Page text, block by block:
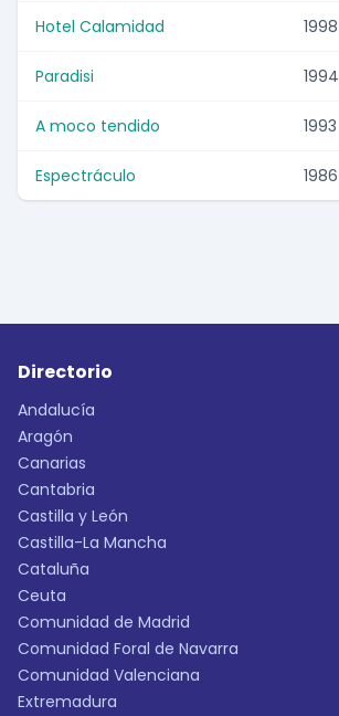
Hotel Calamidad 1998
Paradisi 1994
A moco tendido 1993
Espectráculo 1986
Directorio
Andalucía
Aragón
Canarias
Cantabria
Castilla y León
Castilla-La Mancha
Cataluña
Ceuta
Comunidad de Madrid
Comunidad Foral de Navarra
Comunidad Valenciana
Extremadura